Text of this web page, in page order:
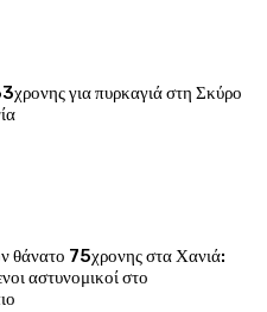
για πυρκαγιά στη Σκύρο
θάνατο 75χρονης στα Χανιά:
αστυνομικοί στο